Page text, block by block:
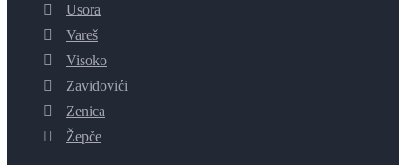
Usora
Vareš
Visoko
Zavidovići
Zenica
Žepče